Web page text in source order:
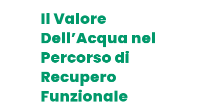
Il Valore
Dell’Acqua nel
Percorso di
Recupero
Funzionale